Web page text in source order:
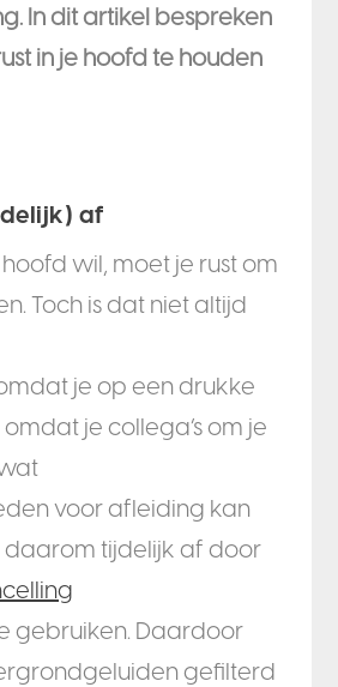
In dit artikel bespreken
in je hoofd te houden
af
hoofd wil, moet je rust om
Toch is dat niet altijd
je op een drukke
je collega’s om je
voor afleiding kan
daarom tijdelijk af door
gebruiken. Daardoor
gefilterd